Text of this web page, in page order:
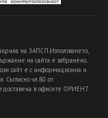
на ЗАПСП.Използването,
на сайта е забранено.
сайт е с информационна и
чл.80 от
в офисите ОРИЕНТ